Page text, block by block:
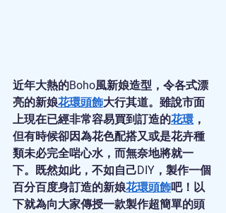
近年大熱的Boho風新娘造型，令各式漂
亮的新娘花環頭飾大行其道。雖說市面
上現在已經非常容易買到訂造的花環 ，
但有時候卻因為花色配搭又或是花卉種
類未必完全啱心水，而無奈地將就一
下。既然如此，不如自己DIY，製作一個
百分百度身訂造的新娘花環頭飾吧！以
下就為向大家傳授一款製作超簡單的頭